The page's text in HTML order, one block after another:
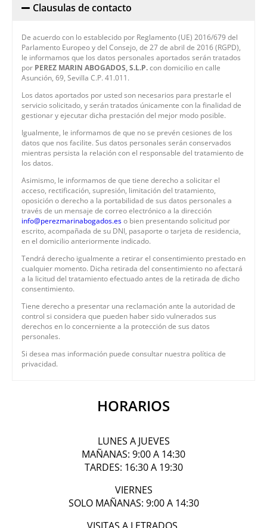
Clausulas de contacto
De acuerdo con lo establecido por Reglamento (UE) 2016/679 del
Parlamento Europeo y del Consejo, de 27 de abril de 2016 (RGPD),
le informamos que los datos personales aportados serán tratados
por PEREZ MARIN ABOGADOS, S.L.P.con domicilio en calle
Asunción, 69, Sevilla C.P. 41.011.
Los datos aportados por usted son necesarios para prestarle el
servicio solicitado, y serán tratados únicamente con la finalidad de
gestionar y ejecutar dicha prestación del mejor modo posible.
Igualmente, le informamos de que no se prevén cesiones de los
datos que nos facilite. Sus datos personales serán conservados
mientras persista la relación con el responsable del tratamiento de
los datos.
Asimismo, le informamos de que tiene derecho a solicitar el
acceso, rectificación, supresión, limitación del tratamiento,
oposición o derecho a la portabilidad de sus datos personales a
través de un mensaje de correo electrónico a la dirección
info@perezmarinabogados.eso bien presentando solicitud por
escrito, acompañada de su DNI, pasaporte o tarjeta de residencia,
en el domicilio anteriormente indicado.
Tendrá derecho igualmente a retirar el consentimiento prestado en
cualquier momento. Dicha retirada del consentimiento no afectará
a la licitud del tratamiento efectuado antes de la retirada de dicho
consentimiento.
Tiene derecho a presentar una reclamación ante la autoridad de
control si considera que pueden haber sido vulnerados sus
derechos en lo concerniente a la protección de sus datos
personales.
Si desea mas información puede consultar nuestra política de
privacidad.
HORARIOS
LUNES A JUEVES
MAÑANAS: 9:00 A 14:30
TARDES: 16:30 A 19:30
VIERNES
SOLO MAÑANAS: 9:00 A 14:30
VISITAS A LETRADOS